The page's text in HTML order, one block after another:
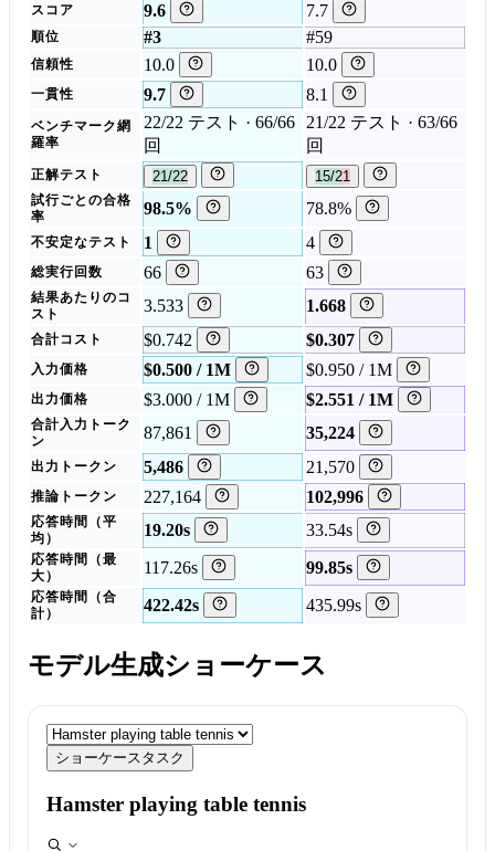
スコア 9.6 7.7
順位 #3 #59
信頼性 10.0 10.0
一貫性 9.7 8.1
ベンチマーク網
羅率
22/22 テスト · 66/66
回
21/22 テスト · 63/66
回
正解テスト 21/22 15/21
試行ごとの合格
率
98.5% 78.8%
不安定なテスト 1 4
総実行回数 66 63
結果あたりのコ
スト
3.533 1.668
合計コスト $0.742 $0.307
入力価格 $0.500 / 1M $0.950 / 1M
出力価格 $3.000 / 1M $2.551 / 1M
合計入力トーク
ン
87,861 35,224
出力トークン 5,486 21,570
推論トークン 227,164 102,996
応答時間（平
均）
19.20s 33.54s
応答時間（最
大）
117.26s 99.85s
応答時間（合
計）
422.42s 435.99s
モデル生成ショーケース
ショーケースタスク
Hamster playing table tennis